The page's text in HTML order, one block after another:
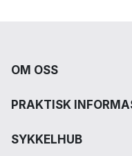
OM OSS
PRAKTISK
SYKKELHUB